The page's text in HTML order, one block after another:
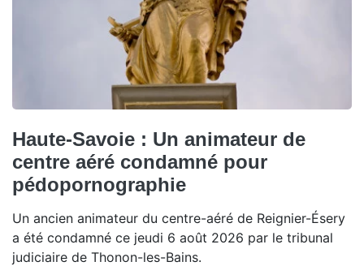
Haute-Savoie : Un animateur de
centre aéré condamné pour
pédopornographie
Un ancien animateur du centre-aéré de Reignier-Ésery
a été condamné ce jeudi 6 août 2026 par le tribunal
judiciaire de Thonon-les-Bains.